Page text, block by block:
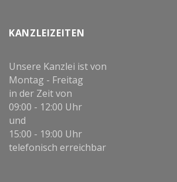
KANZLEIZEITEN
Unsere Kanzlei ist von
Montag - Freitag
in der Zeit von
09:00 - 12:00 Uhr
und
15:00 - 19:00 Uhr
telefonisch erreichbar